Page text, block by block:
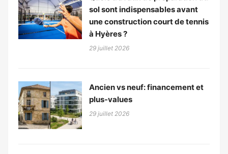
sol sont indispensables avant
une construction court de tennis
à Hyères ?
29 juillet 2026
Ancien vs neuf: financement et
plus-values
29 juillet 2026